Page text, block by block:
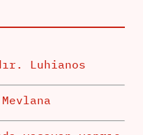
Luhianos